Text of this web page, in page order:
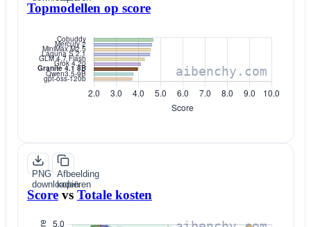
Topmodellen op score
PNG
downloaden
Afbeelding
kopiëren
Score vs Totale kosten